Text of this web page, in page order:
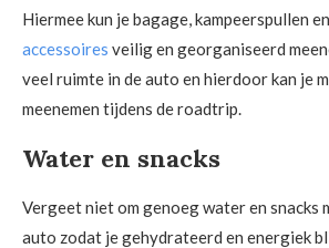
Hiermee kun je bagage, kampeerspullen
accessoires veilig en georganiseerd
veel ruimte in de auto en hierdoor kan je
meenemen tijdens de roadtrip.
Water en snacks
Vergeet niet om genoeg water en snacks
auto zodat je gehydrateerd en energiek